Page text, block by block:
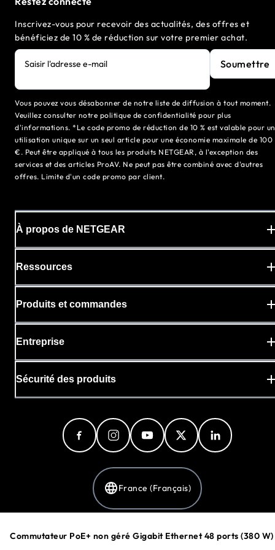
Commutateur PoE+ non géré Gigabit Ethernet 48 ports (380 W)
Inscrivez-vous pour recevoir des actualités, des offres et
bénéficiez de 10 % de réduction sur votre premier achat.
Saisir l'adresse e-mail Soumettre
Vous pouvez vous désabonner de notre liste de diffusion à tout moment.
Veuillez consulter notre politique de confidentialité pour plus
d'informations. *Le code promo de réduction de 10 % est valable pour
utilisation unique sur un seul article pour une économie maximale de 100
€. Peut être appliqué à tous les produits NETGEAR, à l'exception des
services et des articles ProAV. Ne peut pas être combiné avec d'autres
offres. Limite d'un code promo par client.
À propos de NETGEAR
Ressources
Produits et commandes
Entreprise
Sécurité des produits
France (Français)
Politique de confidentialité